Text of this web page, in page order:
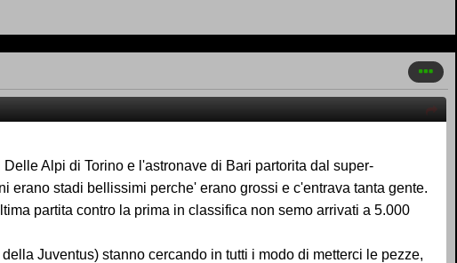
Alpi di Torino e l'astronave di Bari partorita dal super-
stadi bellissimi perche' erano grossi e c'entrava tanta gente.
partita contro la prima in classifica non semo arrivati a 5.000
Juventus) stanno cercando in tutti i modo di metterci le pezze,